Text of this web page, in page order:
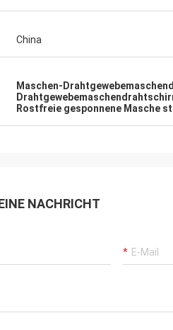
China
Maschen-
Rostfreie gesponnene Masche
NACHRICHT